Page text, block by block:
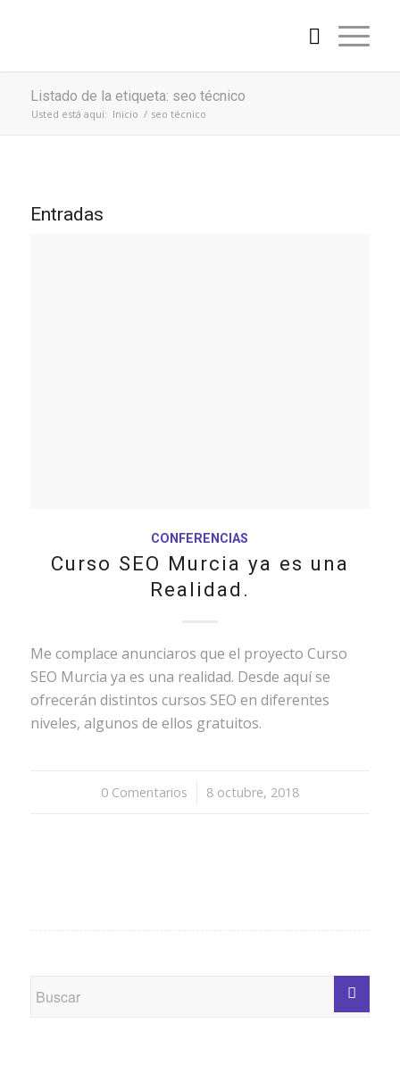
Listado de la etiqueta: seo técnico
Usted está aquí: Inicio / seo técnico
Entradas
CONFERENCIAS
Curso SEO Murcia ya es una
Realidad.
Me complace anunciaros que el proyecto Curso
SEO Murcia ya es una realidad. Desde aquí se
ofrecerán distintos cursos SEO en diferentes
niveles, algunos de ellos gratuitos.
0 Comentarios
/ 8 octubre, 2018